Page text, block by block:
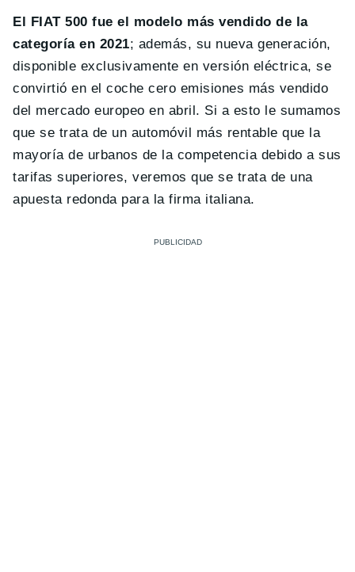
El FIAT 500 fue el modelo más vendido de la
categoría en 2021; además, su nueva generación,
disponible exclusivamente en versión eléctrica, se
convirtió en el coche cero emisiones más vendido
del mercado europeo en abril. Si a esto le sumamos
que se trata de un automóvil más rentable que la
mayoría de urbanos de la competencia debido a sus
tarifas superiores, veremos que se trata de una
apuesta redonda para la firma italiana.